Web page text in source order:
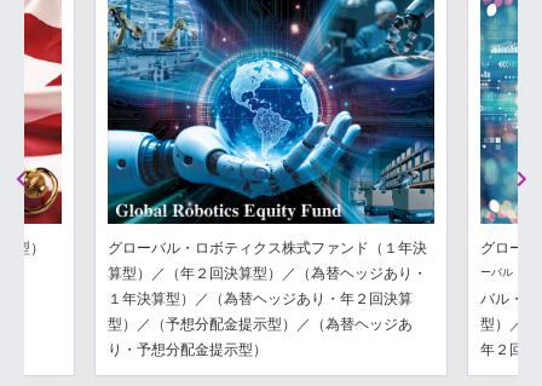
Previous
型）
グローバル・ロボティクス株式ファンド（１年決
算型）／（年２回決算型）／（為替ヘッジあり・
１年決算型）／（為替ヘッジあり・年２回決算
型）／（予想分配金提示型）／（為替ヘッジあ
り・予想分配金提示型）
グロー
ーバル・フ
バル・フ
型）／（
年２回決
Next